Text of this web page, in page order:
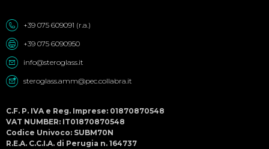
+39 075 609091 (r.a.)
+39 075 6090950
info@steroglass.it
steroglass.amm@pec.collabra.it
C.F. P. IVA e Reg. Imprese: 01870870548
VAT NUMBER: IT01870870548
Codice Univoco: SUBM70N
R.E.A. C.C.I.A. di Perugia n. 164737